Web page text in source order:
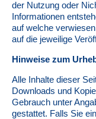
der Nutzung oder
Informationen
auf welche
auf die jeweilige
Hinweise zum
Alle Inhalte dieser
Downloads und
Gebrauch unter
gestattet. Falls Sie